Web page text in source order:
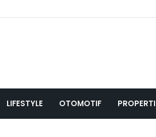
LIFESTYLE OTOMOTIF PROPERTI